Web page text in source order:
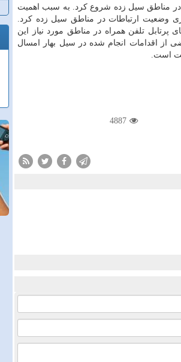
در مناطق سیل زده شروع كرد. به سبب اهمیت
وضعیت ارتباطات در مناطق سیل زده كرد.
تلفن همراه در مناطق مورد نیاز این
از اقدامات انجام شده در سیل بهار امسال
4887